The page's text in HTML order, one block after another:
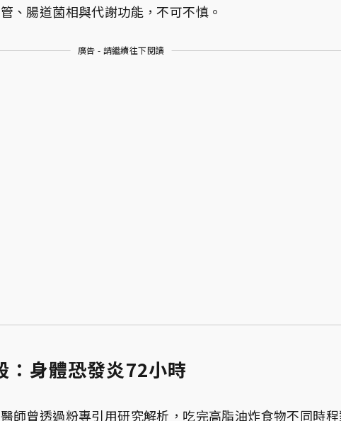
、腸道菌相與代謝功能，不可不慎。
廣告 - 請繼續往下閱讀
：身體恐發炎72小時
師曾透過粉專引用研究解析，吃完高脂油炸食物不同時